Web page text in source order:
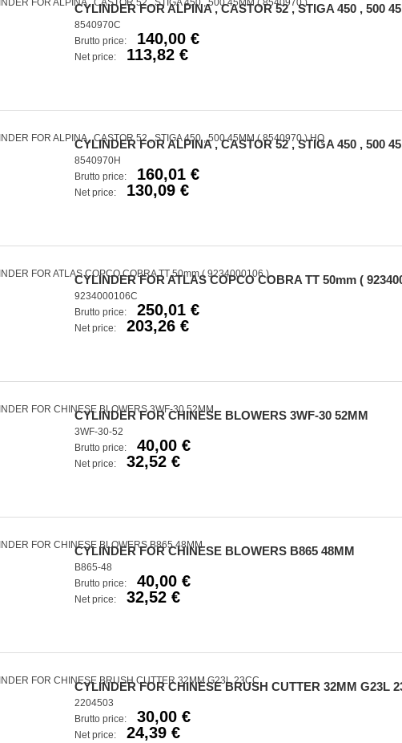
CYLINDER FOR ALPINA , CASTOR 52 , STIGA 450 , 500
8540970C
Brutto price:
140,00 €
Net price: 113,82 €
CYLINDER FOR ALPINA , CASTOR 52 , STIGA 450 , 500
8540970H
Brutto price:
160,01 €
Net price: 130,09 €
CYLINDER FOR ATLAS COPCO COBRA TT 50mm (
9234000106C
Brutto price:
250,01 €
Net price: 203,26 €
CYLINDER FOR CHINESE BLOWERS 3WF-30 52MM
3WF-30-52
Brutto price:
40,00 €
Net price: 32,52 €
CYLINDER FOR CHINESE BLOWERS B865 48MM
B865-48
Brutto price:
40,00 €
Net price: 32,52 €
CYLINDER FOR CHINESE BRUSH CUTTER 32MM G23L
2204503
Brutto price:
30,00 €
Net price: 24,39 €